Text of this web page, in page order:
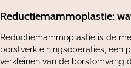
Reductiemammoplastie:
Reductiemammoplastie is de
borstverkleiningsoperaties, een
verkleinen van de borstomvang